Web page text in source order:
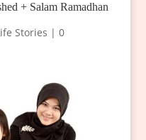
+ Salam Ramadhan
Stories | 0